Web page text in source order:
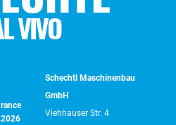
VIVO
Schechtl Maschinenbau
GmbH
Viehhauser Str. 4